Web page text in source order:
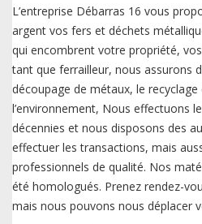
L’entreprise Débarras 16 vous
argent vos fers et déchets
qui encombrent votre propriété,
tant que ferrailleur, nous assurons
découpage de métaux, le
l’environnement, Nous effectuons
décennies et nous disposons des
effectuer les transactions, mais
professionnels de qualité. Nos
été homologués. Prenez rendez-
mais nous pouvons nous déplacer